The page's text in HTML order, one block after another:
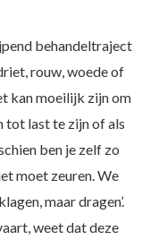
behandeltraject
rouw, woede of
kan moeilijk zijn om
tot last te zijn of als
ben je zelf zo
moet zeuren. We
maar dragen’.
weet dat deze